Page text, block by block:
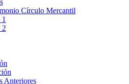
Círculo Mercantil
2
Anteriores